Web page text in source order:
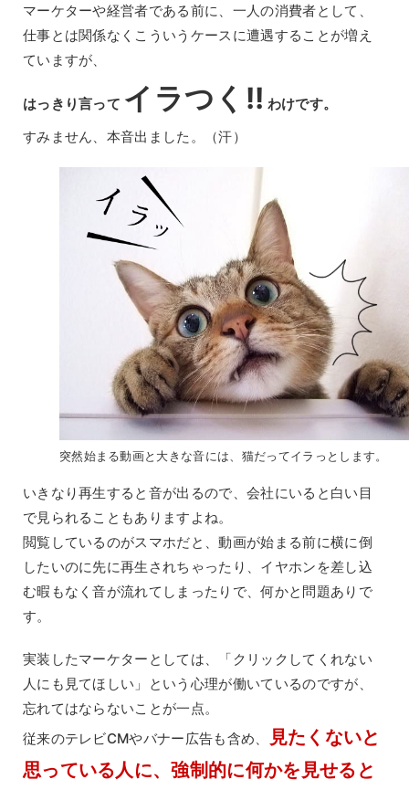
マーケターや経営者である前に、一人の消費者として、
仕事とは関係なくこういうケースに遭遇することが増え
ていますが、
はっきり言って イラつく!! わけです。
すみません、本音出ました。（汗）
突然始まる動画と大きな音には、猫だってイラっとします。
いきなり再生すると音が出るので、会社にいると白い目
で見られることもありますよね。
閲覧しているのがスマホだと、動画が始まる前に横に倒
したいのに先に再生されちゃったり、イヤホンを差し込
む暇もなく音が流れてしまったりで、何かと問題ありで
す。
実装したマーケターとしては、「クリックしてくれない
人にも見てほしい」という心理が働いているのですが、
忘れてはならないことが一点。
従来のテレビCMやバナー広告も含め、
見たくないと
思っている人に、強制的に何かを見せると